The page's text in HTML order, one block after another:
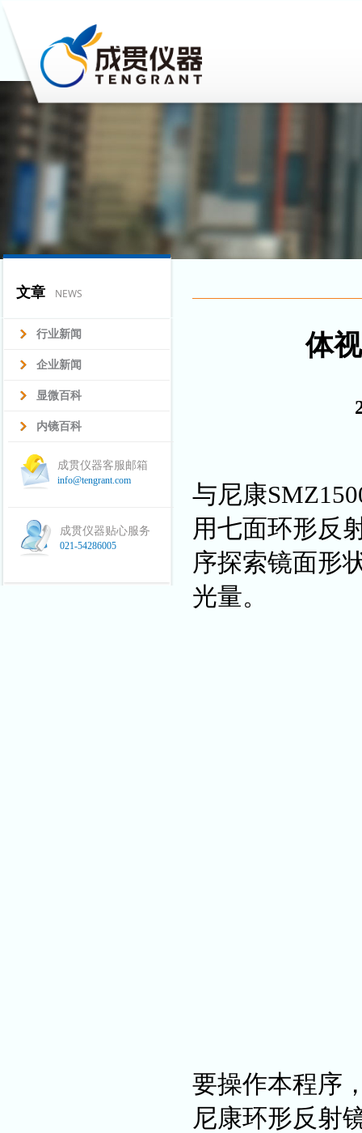
文章 NEWS
行业新闻
企业新闻
显微百科
内镜百科
成贯仪器客服邮箱
info@tengrant.com
成贯仪器贴心服务
021-54286005
体
与尼康
用七面环形反
序探索镜面形
光量。
要操作本程序
尼康环形反射